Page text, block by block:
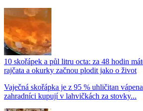
10 skořápek a půl litru octa: za 48 hodin
rajčata a okurky začnou plodit jako o život
Vaječná skořápka je z 95 % uhličitan
zahradníci kupují v lahvičkách za stovky...